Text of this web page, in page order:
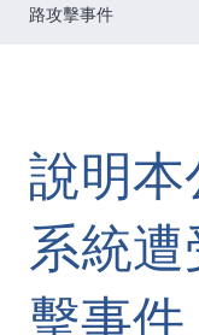
路攻擊事件
說明
系統
擊事件